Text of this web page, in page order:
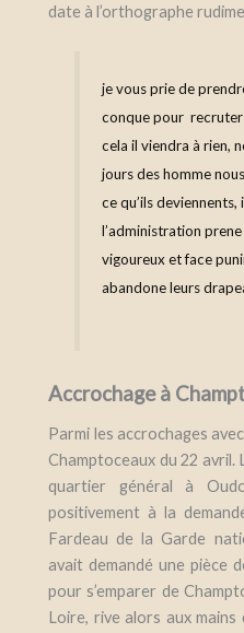
date à l’orthographe
je vous prie de
conque pour
cela il viendra à rien,
jours des homme
ce qu’ils
l’administration
vigoureux et face
abandone leurs
Accrochage à
Parmi les accrochages
Champtoceaux du 22 avril.
quartier général à
positivement à la
Fardeau de la Garde
avait demandé une pièce
pour s’emparer de
Loire, rive alors aux mains